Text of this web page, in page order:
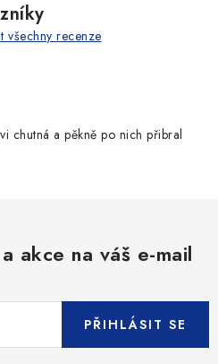
všechny recenze
chutná a pěkně po nich přibral
akce na váš e-mail
PŘIHLÁSIT SE